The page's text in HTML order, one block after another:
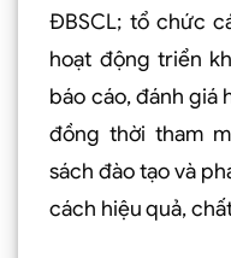
ÐBSCL; tổ chức
hoạt động triển
báo cáo, đánh giá
đồng thời tham
sách đào tạo và
cách hiệu quả,